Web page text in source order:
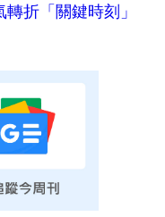
折「關鍵時刻」